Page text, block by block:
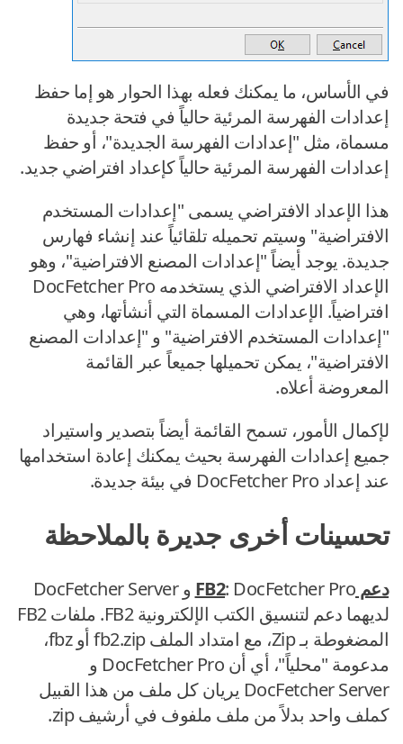
في الأساس، ما يمكنك فعله بهذا الحوار هو إما حفظ
إعدادات الفهرسة المرئية حالياً في فتحة جديدة
مسماة، مثل "إعدادات الفهرسة الجديدة"، أو حفظ
إعدادات الفهرسة المرئية حالياً كإعداد افتراضي جديد.
هذا الإعداد الافتراضي يسمى "إعدادات المستخدم
الافتراضية" وسيتم تحميله تلقائياً عند إنشاء فهارس
جديدة. يوجد أيضاً "إعدادات المصنع الافتراضية"، وهو
الإعداد الافتراضي الذي يستخدمه DocFetcher Pro
افتراضياً. الإعدادات المسماة التي أنشأتها، وهي
"إعدادات المستخدم الافتراضية" و "إعدادات المصنع
الافتراضية"، يمكن تحميلها جميعاً عبر القائمة
المعروضة أعلاه.
لإكمال الأمور، تسمح القائمة أيضاً بتصدير واستيراد
جميع إعدادات الفهرسة بحيث يمكنك إعادة استخدامها
عند إعداد DocFetcher Pro في بيئة جديدة.
تحسينات أخرى جديرة بالملاحظة
دعم FB2
: DocFetcher Pro و DocFetcher Server
لديهما دعم لتنسيق الكتب الإلكترونية FB2. ملفات FB2
المضغوطة بـ Zip، مع امتداد الملف fb2.zip أو fbz،
مدعومة "محلياً"، أي أن DocFetcher Pro و
DocFetcher Server يريان كل ملف من هذا القبيل
كملف واحد بدلاً من ملف ملفوف في أرشيف zip.